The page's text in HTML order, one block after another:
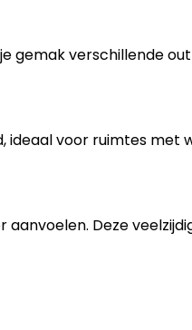
gemak verschillende
voor ruimtes met
Deze